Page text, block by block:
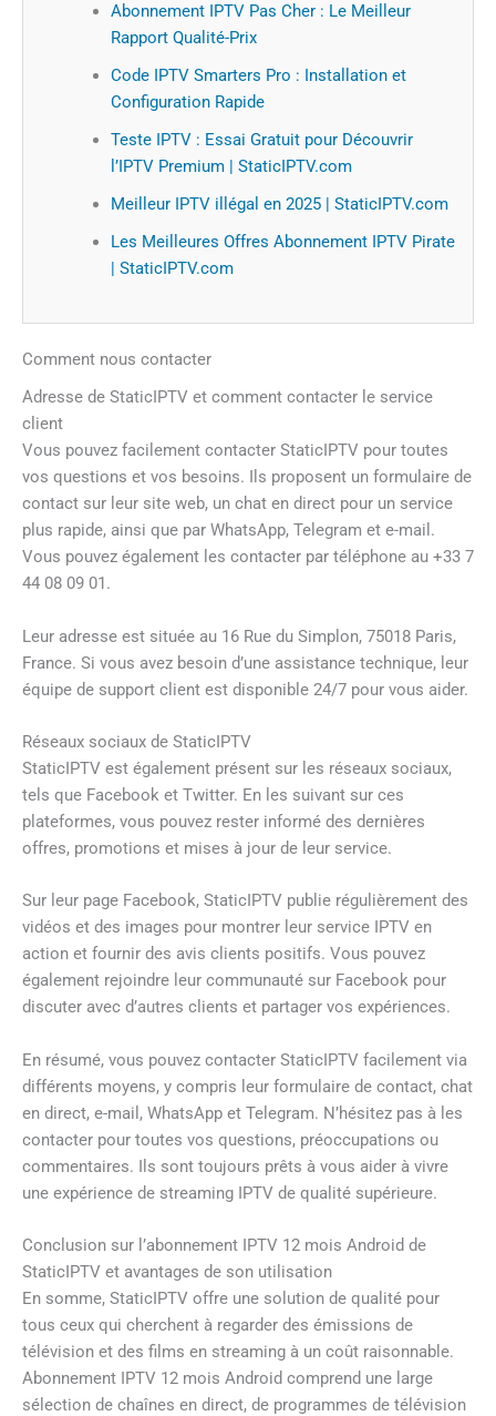
Abonnement IPTV Pas Cher : Le Meilleur
Rapport Qualité-Prix
Code IPTV Smarters Pro : Installation et
Configuration Rapide
Teste IPTV : Essai Gratuit pour Découvrir
l’IPTV Premium | StaticIPTV.com
Meilleur IPTV illégal en 2025 | StaticIPTV.com
Les Meilleures Offres Abonnement IPTV Pirate
| StaticIPTV.com
Comment nous contacter
Adresse de StaticIPTV et comment contacter le service
client
Vous pouvez facilement contacter StaticIPTV pour toutes
vos questions et vos besoins. Ils proposent un formulaire de
contact sur leur site web, un chat en direct pour un service
plus rapide, ainsi que par WhatsApp, Telegram et e-mail.
Vous pouvez également les contacter par téléphone au +33 7
44 08 09 01.
Leur adresse est située au 16 Rue du Simplon, 75018 Paris,
France. Si vous avez besoin d’une assistance technique, leur
équipe de support client est disponible 24/7 pour vous aider.
Réseaux sociaux de StaticIPTV
StaticIPTV est également présent sur les réseaux sociaux,
tels que Facebook et Twitter. En les suivant sur ces
plateformes, vous pouvez rester informé des dernières
offres, promotions et mises à jour de leur service.
Sur leur page Facebook, StaticIPTV publie régulièrement des
vidéos et des images pour montrer leur service IPTV en
action et fournir des avis clients positifs. Vous pouvez
également rejoindre leur communauté sur Facebook pour
discuter avec d’autres clients et partager vos expériences.
En résumé, vous pouvez contacter StaticIPTV facilement via
différents moyens, y compris leur formulaire de contact, chat
en direct, e-mail, WhatsApp et Telegram. N’hésitez pas à les
contacter pour toutes vos questions, préoccupations ou
commentaires. Ils sont toujours prêts à vous aider à vivre
une expérience de streaming IPTV de qualité supérieure.
Conclusion sur l’abonnement IPTV 12 mois Android de
StaticIPTV et avantages de son utilisation
En somme, StaticIPTV offre une solution de qualité pour
tous ceux qui cherchent à regarder des émissions de
télévision et des films en streaming à un coût raisonnable.
Abonnement IPTV 12 mois Android comprend une large
sélection de chaînes en direct, de programmes de télévision